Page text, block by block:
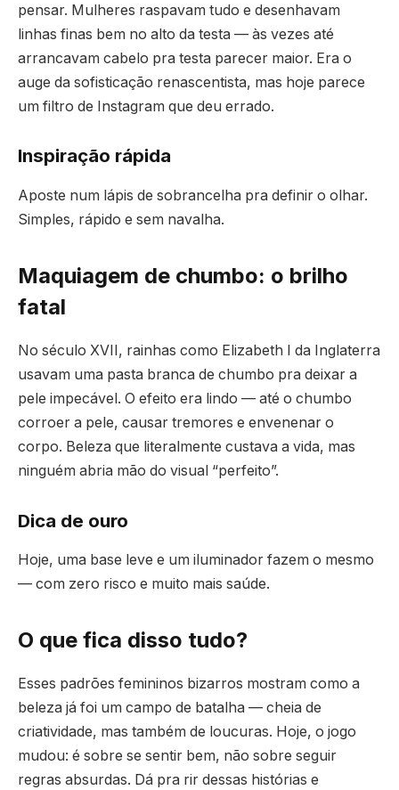
pensar. Mulheres raspavam tudo e desenhavam
linhas finas bem no alto da testa — às vezes até
arrancavam cabelo pra testa parecer maior. Era o
auge da sofisticação renascentista, mas hoje parece
um filtro de Instagram que deu errado.
Inspiração rápida
Aposte num lápis de sobrancelha pra definir o olhar.
Simples, rápido e sem navalha.
Maquiagem de chumbo: o brilho
fatal
No século XVII, rainhas como Elizabeth I da Inglaterra
usavam uma pasta branca de chumbo pra deixar a
pele impecável. O efeito era lindo — até o chumbo
corroer a pele, causar tremores e envenenar o
corpo. Beleza que literalmente custava a vida, mas
ninguém abria mão do visual “perfeito”.
Dica de ouro
Hoje, uma base leve e um iluminador fazem o mesmo
— com zero risco e muito mais saúde.
O que fica disso tudo?
Esses padrões femininos bizarros mostram como a
beleza já foi um campo de batalha — cheia de
criatividade, mas também de loucuras. Hoje, o jogo
mudou: é sobre se sentir bem, não sobre seguir
regras absurdas. Dá pra rir dessas histórias e